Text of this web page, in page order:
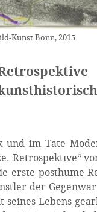
Kunst Bonn, 2015
im Tate
Retrospektive“
erste posthume
der
Lebens